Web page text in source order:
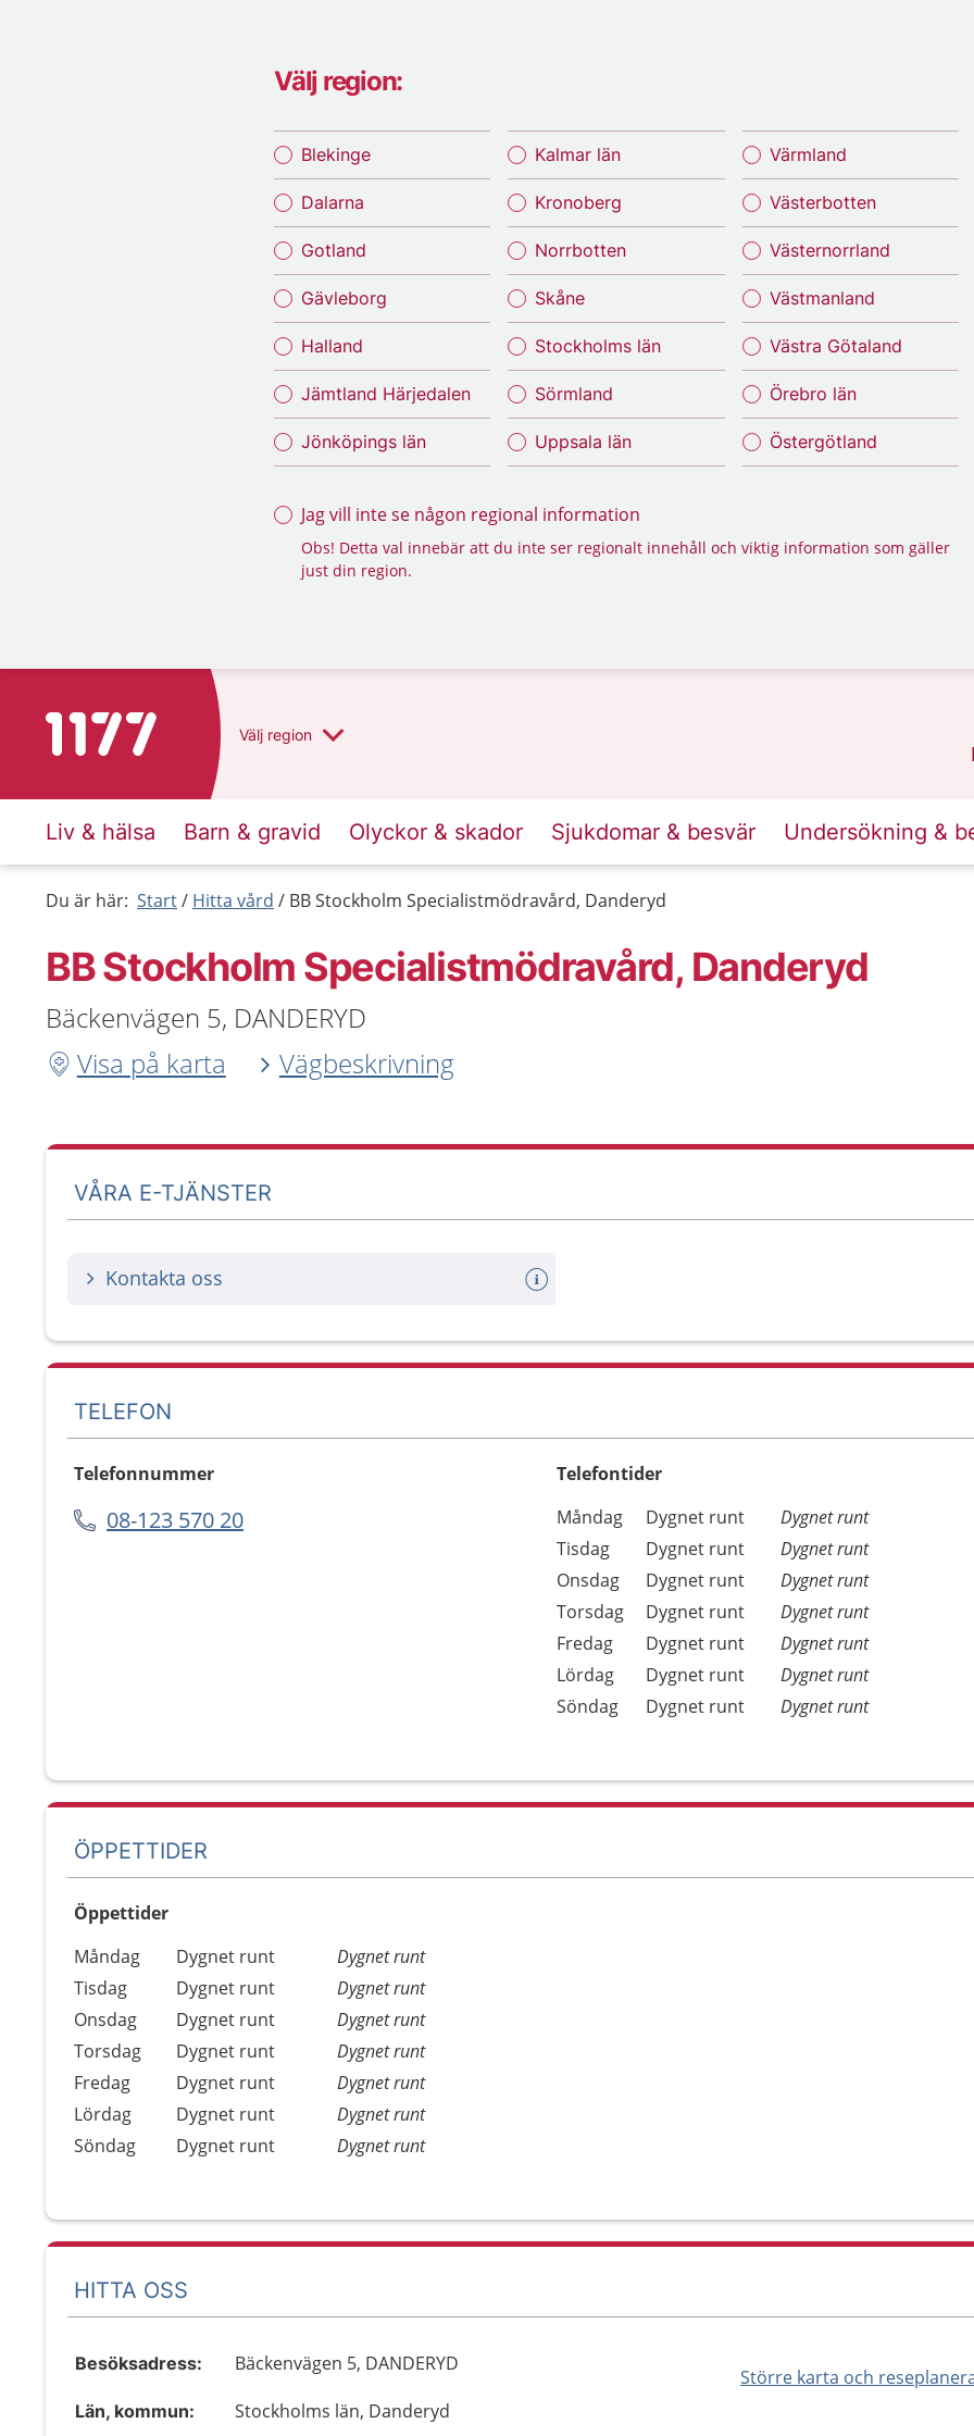
Välj region:
Blekinge
Dalarna
Gotland
Gävleborg
Halland
Jämtland Härjedalen
Jönköpings län
Kalmar län
Kronoberg
Norrbotten
Skåne
Stockholms län
Sörmland
Uppsala län
Värmland
Västerbotten
Västernorrland
Västmanland
Västra Götaland
Örebro län
Östergötland
Jag vill inte se någon regional information
Obs! Detta val innebär att du inte ser regionalt innehåll och viktig information som gäller
just din region.
Till startsidan för 1177 Välj region
Liv & hälsa Barn & gravid Olyckor & skador Sjukdomar & besvär Undersökning &
Du är här: Start Hitta vård BB Stockholm Specialistmödravård, Danderyd
BB Stockholm Specialistmödravård, Danderyd
Bäckenvägen 5, DANDERYD
Visa på karta
Vägbeskrivning
VÅRA E-TJÄNSTER
Kontakta oss
TELEFON
Telefonnummer
08-123 570 20
Telefontider
Dag
Öppettider
Kommentarer
Måndag Dygnet runt
Dygnet runt
Tisdag
Dygnet runt
Dygnet runt
Onsdag
Dygnet runt
Dygnet runt
Torsdag
Dygnet runt
Dygnet runt
Fredag
Dygnet runt
Dygnet runt
Lördag
Dygnet runt
Dygnet runt
Söndag
Dygnet runt Dygnet runt
ÖPPETTIDER
Öppettider
Dag
Öppettider
Kommentarer
Måndag Dygnet runt
Dygnet runt
Tisdag
Dygnet runt
Dygnet runt
Onsdag
Dygnet runt
Dygnet runt
Torsdag
Dygnet runt
Dygnet runt
Fredag
Dygnet runt
Dygnet runt
Lördag
Dygnet runt
Dygnet runt
Söndag
Dygnet runt Dygnet runt
HITTA OSS
Större karta och
Besöksadress: Bäckenvägen 5, DANDERYD
Län, kommun: Stockholms län, Danderyd